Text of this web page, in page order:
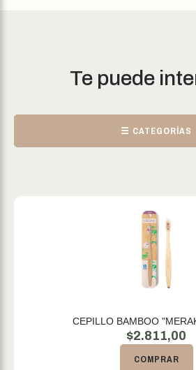
Te puede
☰ CATEGORÍAS
CEPILLO BAMBOO
$2.811,00
COMPRAR